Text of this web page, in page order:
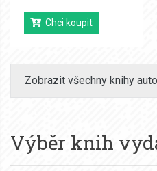
Chci koupit
Zobrazit všechny knihy
Výběr knih